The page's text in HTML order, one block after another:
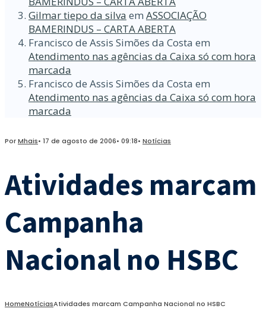
Gilmar tiepo da silva em ASSOCIAÇÃO
BAMERINDUS – CARTA ABERTA
Francisco de Assis Simões da Costa em
Atendimento nas agências da Caixa só com hora
marcada
Francisco de Assis Simões da Costa em
Atendimento nas agências da Caixa só com hora
marcada
PorMhais• 17 de agosto de 2006• 09:18• Notícias
Atividades marcam
Campanha
Nacional no HSBC
HomeNotíciasAtividades marcam Campanha Nacional no HSBC